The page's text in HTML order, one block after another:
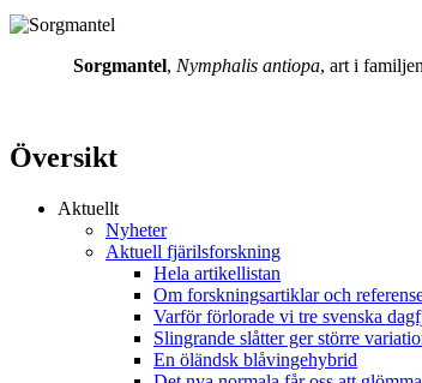
Sorgmantel, Nymphalis antiopa, art i
Översikt
Aktuellt
Nyheter
Aktuell fjärilsforskning
Hela artikellistan
Om forskningsartiklar och
Varför förlorade vi tre svenska
Slingrande slåtter ger större
En öländsk blåvingehybrid